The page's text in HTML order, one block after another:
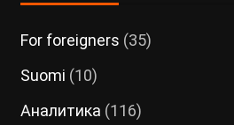
For foreigners (35)
Suomi (10)
Аналитика (116)